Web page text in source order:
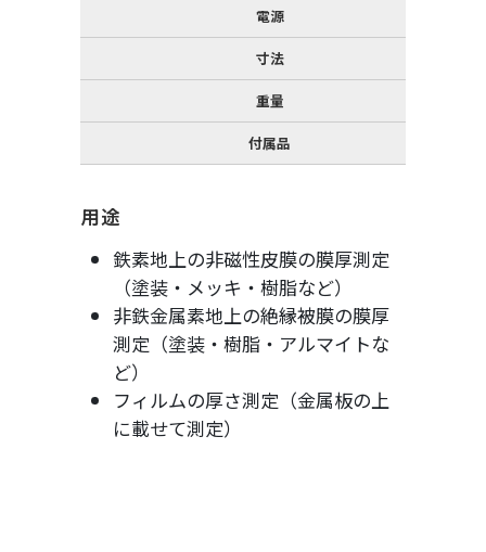
電源
寸法
重量
付属品
用途
鉄素地上の非磁性皮膜の膜厚測定
（塗装・メッキ・樹脂など）
非鉄金属素地上の絶縁被膜の膜厚
測定（塗装・樹脂・アルマイトな
ど）
フィルムの厚さ測定（金属板の上
に載せて測定）